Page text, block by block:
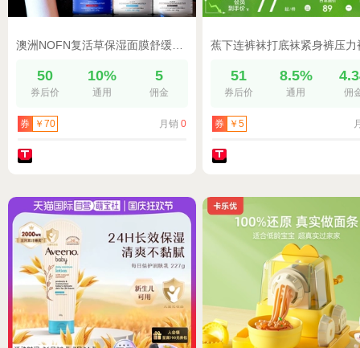
50
券后价
10%
通用
5
佣金
券 ￥70 月销 0
51
券后价
8.5%
通用 佣
券 ￥5